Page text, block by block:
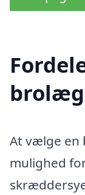
At vælge en
mulighed